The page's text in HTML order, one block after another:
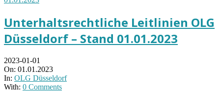
Unterhaltsrechtliche Leitlinien OLG
Düsseldorf – Stand 01.01.2023
2023-01-01
On: 01.01.2023
In: OLG Düsseldorf
With: 0 Comments